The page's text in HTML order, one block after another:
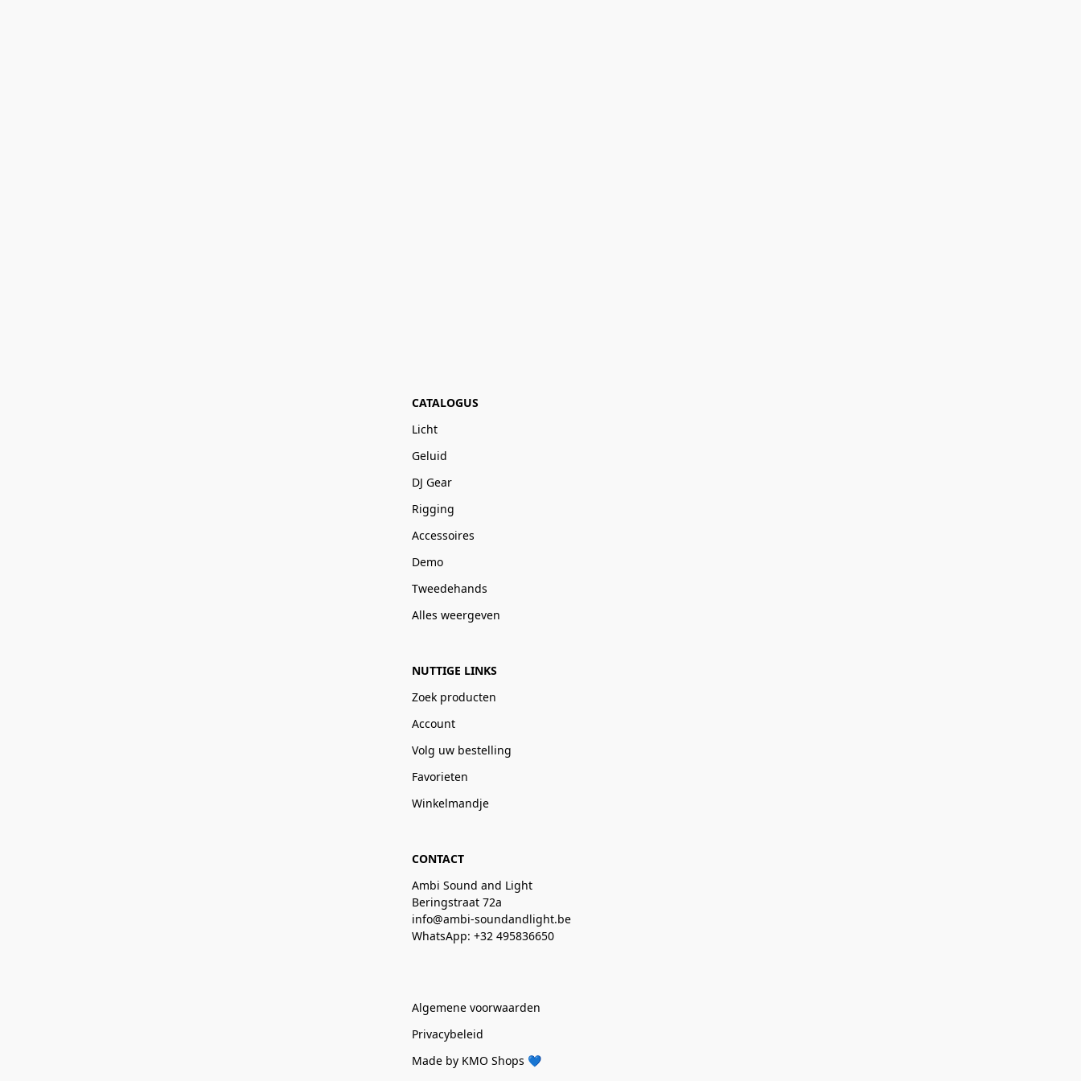
CATALOGUS
Licht
Geluid
DJ Gear
Rigging
Accessoires
Demo
Tweedehands
Alles weergeven
NUTTIGE LINKS
Zoek producten
Account
Volg uw bestelling
Favorieten
Winkelmandje
CONTACT
Ambi Sound and Light
Beringstraat 72a
info@ambi-soundandlight.be
WhatsApp: +32 495836650
Algemene voorwaarden
Privacybeleid
Made by KMO Shops 💙